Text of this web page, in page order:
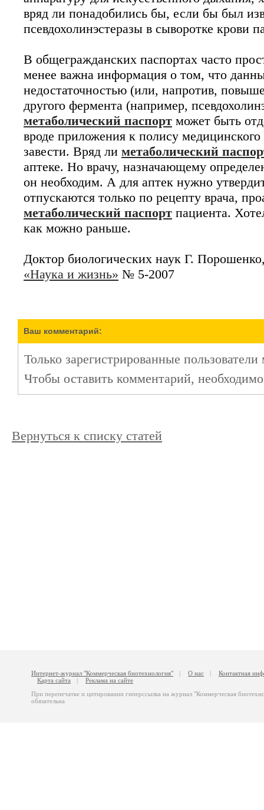
вряд ли понадобились бы, если бы был
псевдохолинэстеразы в сыворотке крови
В общегражданских паспортах часто
менее важна информация о том, что
недостаточностью (или, напротив,
другого фермента (например,
метаболический паспорт может быть
вроде приложения к полису медицинского
завести. Вряд ли метаболический
аптеке. Но врачу, назначающему
он необходим. А для аптек нужно
отпускаются только по рецепту врача,
метаболический паспорт пациента.
как можно раньше.
Доктор биологических наук Г.
«Наука и жизнь» № 5-2007
Ваш комментарий:
Только зарегистрированные
Чтобы оставить комментарий,
Вернуться к списку статей
Интернет-журнал "Коммерческая биотехнология" | О нас |
Контактная
Карта сайта
|
Реклама на сайте
При перепечатке и цитировании гиперссылка на журнал "Коммерческая
обязательна